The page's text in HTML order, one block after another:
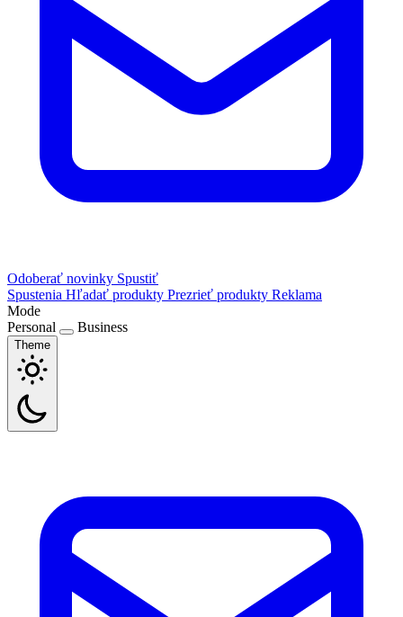
Odoberať novinky Spustiť
Spustenia Hľadať produkty Prezrieť produkty Reklama
Mode
Personal
Business
Theme